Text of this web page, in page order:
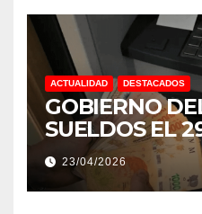
ACTUALIDAD DESTACADOS
GOBIERNO
SUELDOS EL
ABRIL, CON
AUMENTO
23/04/2026